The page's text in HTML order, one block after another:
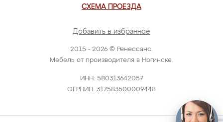
2015 - 2026 © Ренессанс.
Мебель от производителя в Ногинске.
ИНН: 580313642057
ОГРНИП: 317583500009448
СХЕМА ПРОЕЗДА
Добавить в избранное